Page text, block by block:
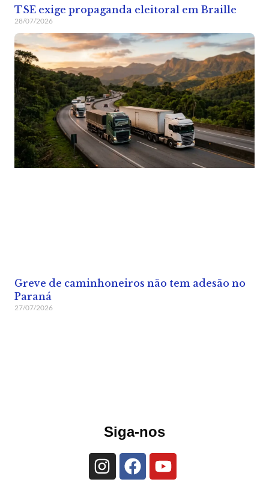
TSE exige propaganda eleitoral em Braille
28/07/2026
Greve de caminhoneiros não tem adesão no
Paraná
27/07/2026
Siga-nos